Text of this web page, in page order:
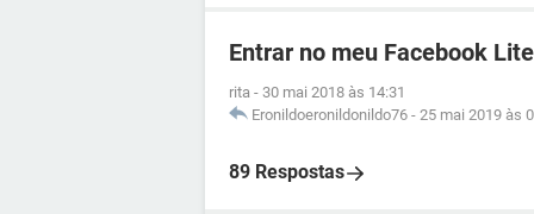
Entrar no meu Facebook Lite
rita - 30 mai 2018 às 14:31
Eronildoeronildonildo76 - 25 mai 2019 às
89 Respostas